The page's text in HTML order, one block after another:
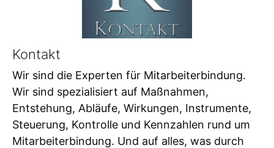
Kontakt
Wir sind die Experten für Mitarbeiterbindung.
Wir sind spezialisiert auf Maßnahmen,
Entstehung, Abläufe, Wirkungen, Instrumente,
Steuerung, Kontrolle und Kennzahlen rund um
Mitarbeiterbindung. Und auf alles, was durch